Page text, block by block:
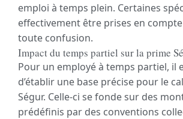
emploi à temps plein. Certaines
effectivement être prises en
toute confusion.
Impact du temps partiel sur la prime
Pour un employé à temps partiel, il
d’établir une base précise pour le
Ségur. Celle-ci se fonde sur des
prédéfinis par des conventions